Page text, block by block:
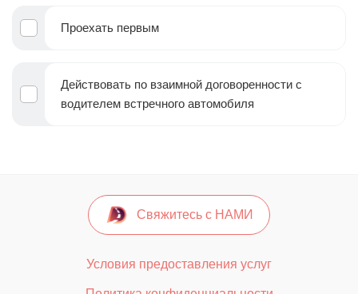
Проехать первым
Действовать по взаимной договоренности с
водителем встречного автомобиля
Свяжитесь с НАМИ
Условия предоставления услуг